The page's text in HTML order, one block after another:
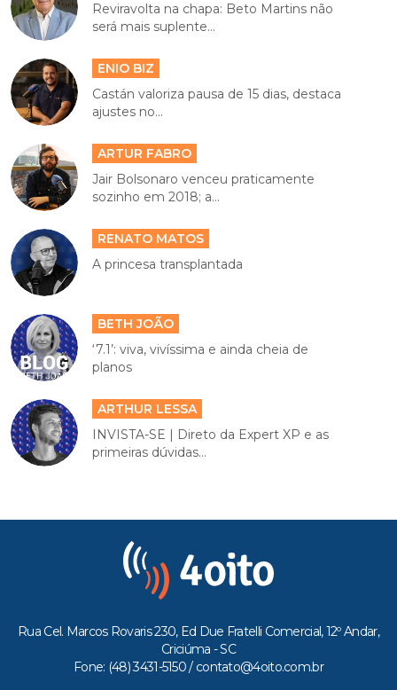
Reviravolta na chapa: Beto Martins não
será mais suplente...
ENIO BIZ
Castán valoriza pausa de 15 dias, destaca
ajustes no...
ARTUR FABRO
Jair Bolsonaro venceu praticamente
sozinho em 2018; a...
RENATO MATOS
A princesa transplantada
BETH JOÃO
‘7.1’: viva, vivíssima e ainda cheia de
planos
ARTHUR LESSA
INVISTA-SE | Direto da Expert XP e as
primeiras dúvidas...
Rua Cel. Marcos Rovaris 230, Ed Due Fratelli Comercial, 12º Andar,
Criciúma - SC
Fone: (48) 3431-5150 / contato@4oito.com.br